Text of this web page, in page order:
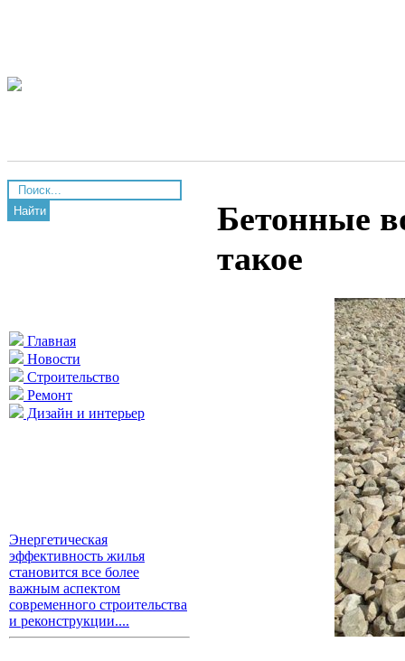
Найти
Главная
Новости
Строительство
Ремонт
Дизайн и интерьер
Энергетическая
эффективность жилья
становится все более
важным аспектом
современного строительства
и реконструкции....
Бетонные
такое